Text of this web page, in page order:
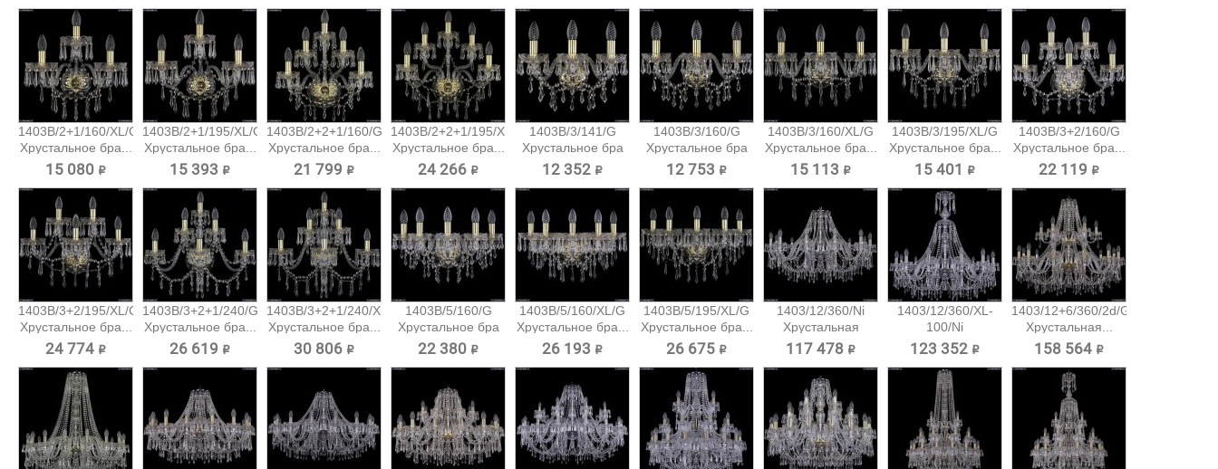
1403B/2+1/160/XL/G
Хрустальное бра...
15 080 ₽
1403B/2+1/195/XL/G
Хрустальное бра...
15 393 ₽
1403B/2+2+1/160/G
Хрустальное бра...
21 799 ₽
1403B/2+2+1/195/XL/G
Хрустальное бра...
24 266 ₽
1403B/3/141/G
Хрустальное бра
Bohemia...
12 352 ₽
1403B/3/160/G
Хрустальное бра
Bohemia...
12 753 ₽
1403B/3/160/XL/G
Хрустальное бра...
15 113 ₽
1403B/3/195/XL/G
Хрустальное бра...
15 401 ₽
1403B/3+2/160/G
Хрустальное бра...
22 119 ₽
1403B/3+2/195/XL/G
Хрустальное бра...
24 774 ₽
1403B/3+2+1/240/G
Хрустальное бра...
26 619 ₽
1403B/3+2+1/240/XL/G
Хрустальное бра...
30 806 ₽
1403B/5/160/G
Хрустальное бра
Bohemia...
22 380 ₽
1403B/5/160/XL/G
Хрустальное бра...
26 193 ₽
1403B/5/195/XL/G
Хрустальное бра...
26 675 ₽
1403/12/360/Ni
Хрустальная
подвесная...
117 478 ₽
1403/12/360/XL-
100/Ni
Хрустальная...
123 352 ₽
1403/12+6/360/2d/G
Хрустальная...
158 564 ₽